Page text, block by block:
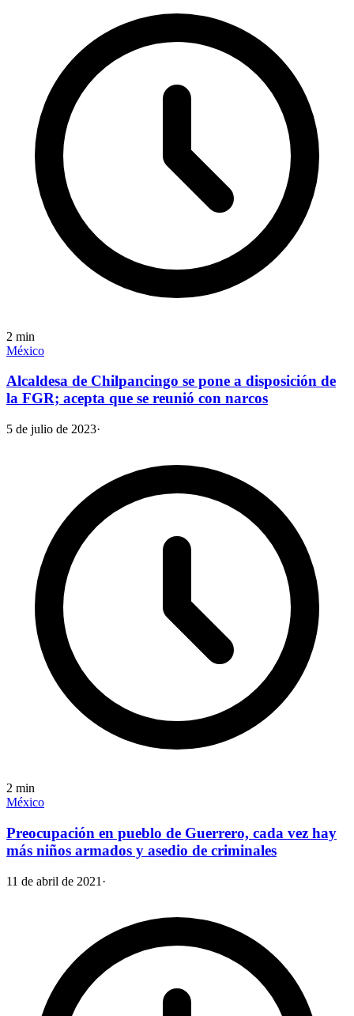
2 min
México
Alcaldesa de Chilpancingo se pone a disposición de
la FGR; acepta que se reunió con narcos
5 de julio de 2023·
2 min
México
Preocupación en pueblo de Guerrero, cada vez hay
más niños armados y asedio de criminales
11 de abril de 2021 ·